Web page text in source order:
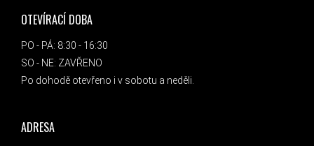
OTEVÍRACÍ DOBA
PO - PÁ: 8:30 - 16:30
SO - NE: ZAVŘENO
Po dohodě otevřeno i v sobotu a neděli.
ADRESA